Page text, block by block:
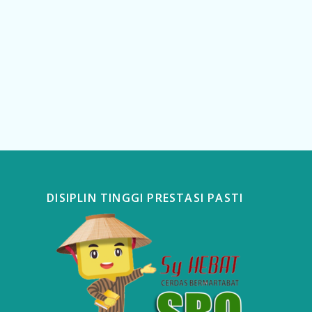
DISIPLIN TINGGI PRESTASI PASTI